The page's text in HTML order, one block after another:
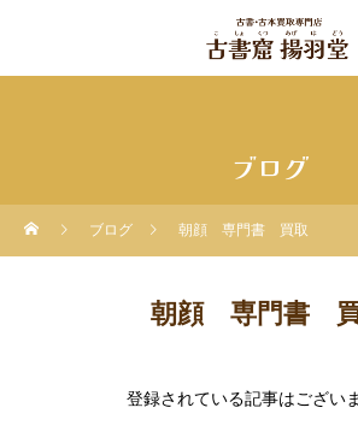
ブログ
ブログ 朝顔 専門書 買取
朝顔 専門書
登録されている記事はござい